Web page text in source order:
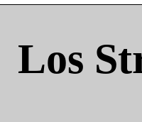
Los